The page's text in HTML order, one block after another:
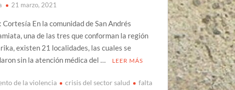
21 marzo, 2021
Cortesía En la comunidad de San Andrés
una de las tres que conforman la región
existen 21 localidades, las cuales se
sin la atención médica del …
LEER MÁS
de la violencia crisis del sector salud
falta